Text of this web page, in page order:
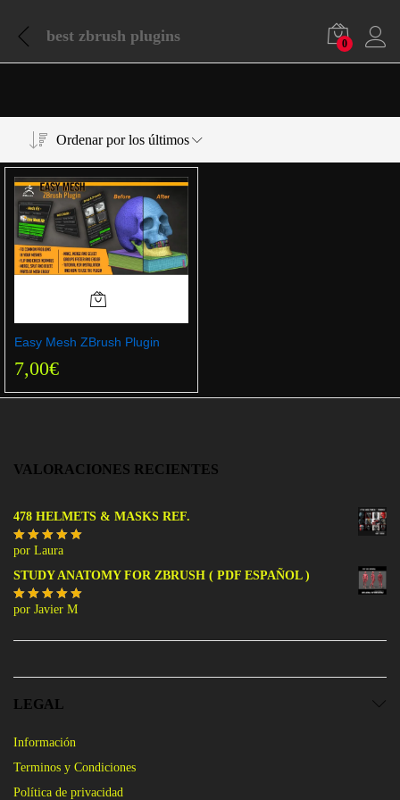
best zbrush plugins 0
Ordenar por los últimos
Easy Mesh ZBrush Plugin
7,00€
VALORACIONES RECIENTES
478 HELMETS & MASKS REF.
Valorado
con5de 5
por Laura
STUDY ANATOMY FOR ZBRUSH ( PDF ESPAÑOL )
Valorado
por Javier M
LEGAL
Información
Terminos y Condiciones
Política de privacidad